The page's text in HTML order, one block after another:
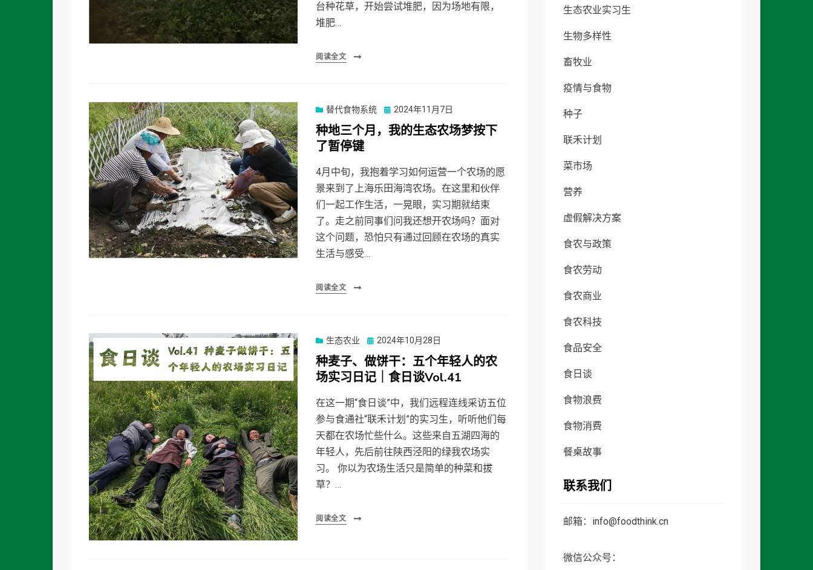
台种花草，开始尝试堆肥，因为场地有限，
堆肥…
阅读全文
替代食物系统
Posted
on
2024年11月7日
种地三个月，我的生态农场梦按下
了暂停键
4月中旬，我抱着学习如何运营一个农场的愿
景来到了上海乐田海湾农场。在这里和伙伴
们一起工作生活，一晃眼，实习期就结束
了。走之前同事们问我还想开农场吗？面对
这个问题，恐怕只有通过回顾在农场的真实
生活与感受…
阅读全文
生态农业
Posted
on
2024年10月28日
种麦子、做饼干：五个年轻人的农
场实习日记｜食日谈Vol.41
在这一期“食日谈”中，我们远程连线采访五位
参与食通社“联禾计划”的实习生，听听他们每
天都在农场忙些什么。这些来自五湖四海的
年轻人，先后前往陕西泾阳的绿我农场实
习。 你以为农场生活只是简单的种菜和拔
草？…
阅读全文
生态农业实习生
生物多样性
畜牧业
疫情与食物
种子
联禾计划
菜市场
营养
虚假解决方案
食农与政策
食农劳动
食农商业
食农科技
食品安全
食日谈
食物浪费
食物消费
餐桌故事
联系我们
邮箱：info@foodthink.cn
微信公众号：